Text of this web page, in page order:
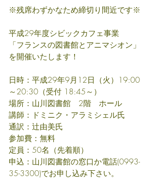
※残席わずかなため締切り間近です※
平成29年度シビックカフェ事業
「フランスの図書館とアニマシオン」
を開催いたします！
日時：平成29年9月12日（火）19:00
～20:30（受付 18:45～）
場所：山川図書館　2階　ホール
講師：ドミニク・アラミシェル氏
通訳：辻由美氏
参加費：無料
定員：50名（先着順）
申込：山川図書館の窓口か電話(0993-
35-3300)でお申し込み下さい。